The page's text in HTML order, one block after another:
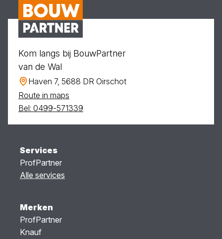
Kom langs bij BouwPartner
van de Wal
Haven 7, 5688 DR Oirschot
Route in maps
Bel: 0499-571339
Services
ProfPartner
Alle services
Merken
ProfPartner
Knauf